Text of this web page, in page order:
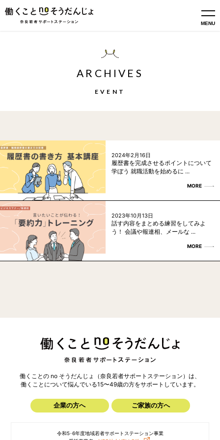
MENU
ARCHIVES
EVENT
2024年2月16日
履歴書を完成させるポイントについて
学ぼう 就職活動を始めるに ...
MORE
2023年10月13日
話す内容をまとめる練習をしてみよ
う！ 会議や報連相、メールな ...
MORE
働くことの no そうだんじょ（奈良若者サポートステーション）は、
働くことについて悩んでいる15〜49歳の方をサポートしています。
企業の方へ ご家族の方へ
令和5･6年度地域若者サポートステーション事業